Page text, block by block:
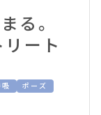
る。
ート
ポーズ